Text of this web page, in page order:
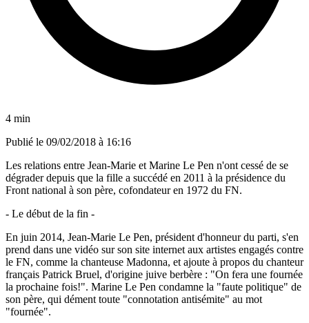
4 min
Publié le 09/02/2018 à 16:16
Les relations entre Jean-Marie et Marine Le Pen n'ont cessé de se
dégrader depuis que la fille a succédé en 2011 à la présidence du
Front national à son père, cofondateur en 1972 du FN.
- Le début de la fin -
En juin 2014, Jean-Marie Le Pen, président d'honneur du parti, s'en
prend dans une vidéo sur son site internet aux artistes engagés contre
le FN, comme la chanteuse Madonna, et ajoute à propos du chanteur
français Patrick Bruel, d'origine juive berbère : "On fera une fournée
la prochaine fois!". Marine Le Pen condamne la "faute politique" de
son père, qui dément toute "connotation antisémite" au mot
"fournée".